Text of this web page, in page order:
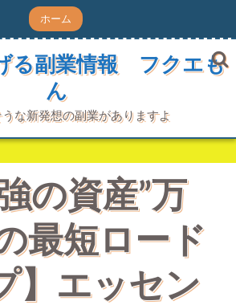
ホーム
る副業情報 フクエも
ん
な新発想の副業がありますよ
強の資産”万
最短ロード
】エッセン